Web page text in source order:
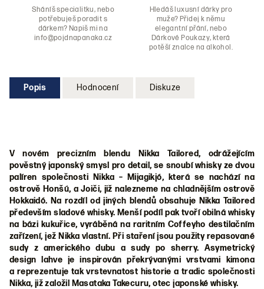
Sháníš specialitku, nebo
potřebuješ poradit s
dárkem? Napiš mi na
info@pojdnapanaka.cz
Hledáš luxusní dárky pro
muže? Přidej k němu
elegantní přání, nebo
Dárkové Poukazy, která
potěší znalce na alkohol.
Popis Hodnocení Diskuze
V novém precizním blendu Nikka Tailored, odrážejícím
pověstný japonský smysl pro detail, se snoubí whisky ze dvou
palíren společnosti Nikka – Mijagikjó, která se nachází na
ostrově Honšú, a Joiči, již nalezneme na chladnějším ostrově
Hokkaidó. Na rozdíl od jiných blendů obsahuje Nikka Tailored
především sladové whisky. Menší podíl pak tvoří obilná whisky
na bázi kukuřice, vyráběná na raritním Coffeyho destilačním
zařízení, jež Nikka vlastní. Při staření jsou použity repasované
sudy z amerického dubu a sudy po sherry. Asymetrický
design lahve je inspirován překrývanými vrstvami kimona
a reprezentuje tak vrstevnatost historie a tradic společnosti
Nikka, již založil Masataka Takecuru, otec japonské whisky.